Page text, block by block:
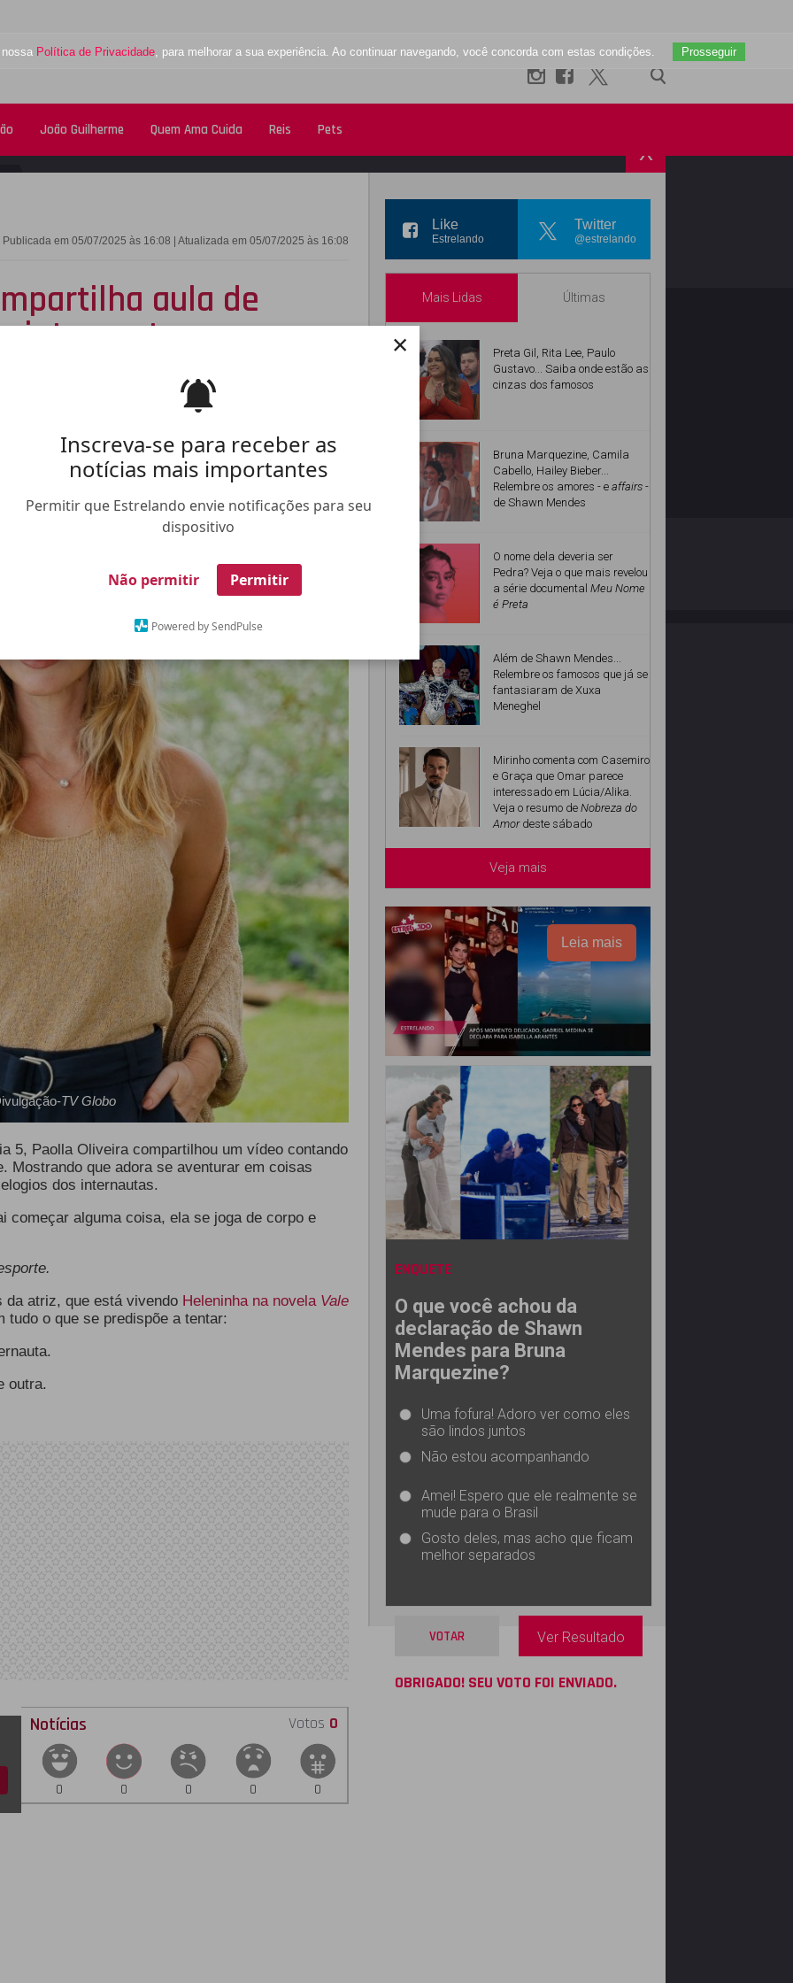
Inscreva-se para receber as
notícias mais importantes
Permitir que Estrelando envie notificações para seu
dispositivo
Não permitir Permitir
Powered by SendPulse
×
Política de Privacidade, para melhorar a sua experiência. Ao continuar navegando, você concorda com estas condições. Prosseguir
João Guilherme Quem Ama Cuida Reis Pets
X
Publicada em 05/07/2025 às 16:08 | Atualizada em 05/07/2025 às 16:08
aula de
internautas
novo esporte
Whatsapp
TV Globo
5, Paolla Oliveira compartilhou um vídeo contando
Mostrando que adora se aventurar em coisas
dos internautas.
começar alguma coisa, ela se joga de corpo e
da atriz, que está vivendo Heleninha na novela Vale
tudo o que se predispõe a tentar:
outra.
Notícias Votos 0
0 0 0 0 0
Like
Estrelando
Twitter
@estrelando
Mais Lidas Últimas
Preta Gil, Rita Lee, Paulo
Gustavo... Saiba onde estão as
cinzas dos famosos
Bruna Marquezine, Camila
Cabello, Hailey Bieber...
Relembre os amores - e affairs -
de Shawn Mendes
O nome dela deveria ser
Pedra? Veja o que mais revelou
a série documental Meu Nome
é Preta
Além de Shawn Mendes...
Relembre os famosos que já se
fantasiaram de Xuxa
Meneghel
Mirinho comenta com Casemiro
e Graça que Omar parece
interessado em Lúcia/Alika.
Veja o resumo de Nobreza do
Amordeste sábado
Veja mais
Leia mais
ENQUETE
O que você achou da
declaração de Shawn
Mendes para Bruna
Marquezine?
Uma fofura! Adoro ver como eles
são lindos juntos
Não estou acompanhando
Amei! Espero que ele realmente se
mude para o Brasil
Gosto deles, mas acho que ficam
melhor separados
VOTAR Ver Resultado
OBRIGADO! SEU VOTO FOI ENVIADO.
INSTAGRAM
TRABALHE NO ESTRELANDO
Desenvolvido por